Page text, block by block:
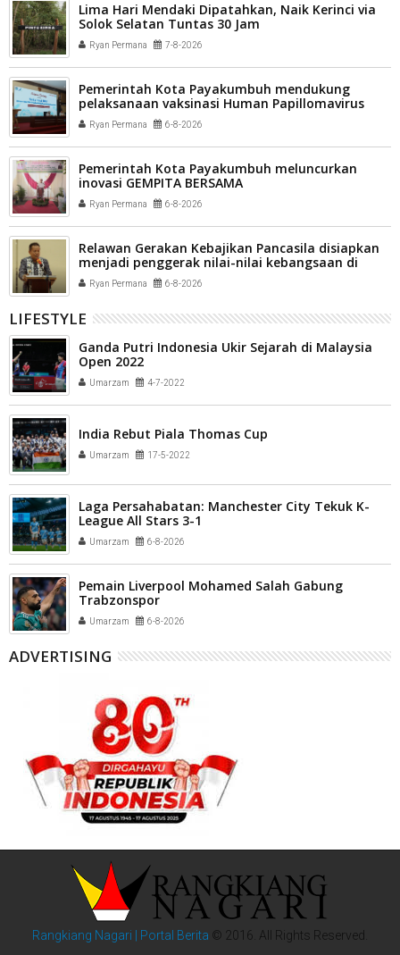
Lima Hari Mendaki Dipatahkan, Naik Kerinci via
Solok Selatan Tuntas 30 Jam
Ryan Permana 7-8-2026
Pemerintah Kota Payakumbuh mendukung
pelaksanaan vaksinasi Human Papillomavirus
(HPV) bagi aparatur sipil negara (ASN) dan
masyarakat
Ryan Permana 6-8-2026
Pemerintah Kota Payakumbuh meluncurkan
inovasi GEMPITA BERSAMA
Ryan Permana 6-8-2026
Relawan Gerakan Kebajikan Pancasila disiapkan
menjadi penggerak nilai-nilai kebangsaan di
tengah masyarakat Kota Payakumbuh
Ryan Permana 6-8-2026
LIFESTYLE
Ganda Putri Indonesia Ukir Sejarah di Malaysia
Open 2022
Umarzam 4-7-2022
India Rebut Piala Thomas Cup
Umarzam 17-5-2022
Laga Persahabatan: Manchester City Tekuk K-
League All Stars 3-1
Umarzam 6-8-2026
Pemain Liverpool Mohamed Salah Gabung
Trabzonspor
Umarzam 6-8-2026
ADVERTISING
Rangkiang Nagari | Portal Berita © 2016. All Rights Reserved.